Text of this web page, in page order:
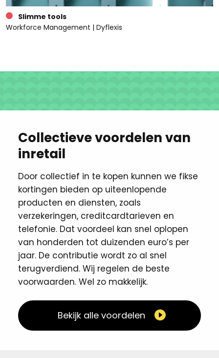
Slimme tools
Workforce Management | Dyflexis
Collectieve voordelen van
inretail
Door collectief in te kopen kunnen we fikse
kortingen ​bieden op uiteenlopende
producten en diensten, zoals
verzekeringen, creditcardtarieven en
telefonie. Dat voordeel kan snel oplopen
van honderden tot duizenden euro’s per
jaar. De contributie wordt zo al snel
terugverdiend. Wij regelen de beste
voorwaarden. Wel zo makkelijk. ​
Bekijk alle voordelen